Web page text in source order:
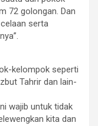
72 golongan. Dan
serta
kelompok seperti
Tahrir dan lain-
wajib untuk tidak
kita dan